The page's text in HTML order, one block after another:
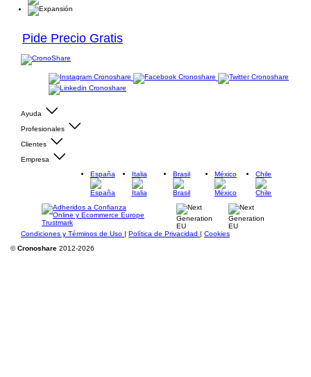
Pide Precio Gratis
Ayuda
Profesionales
Clientes
Empresa
España
Italia Brasil México Chile
Condiciones y Términos de Uso | Política de Privacidad | Cookies
©Cronoshare 2012-2026